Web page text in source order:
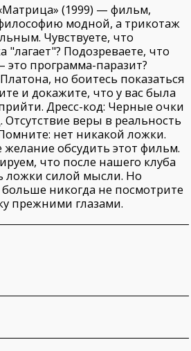
(1999) — фильм,
модной, а трикотаж
Чувствуете, что
"лагает"? Подозреваете, что
программа-паразит?
но боитесь показаться
и докажите, что у вас была
Дресс-код: Черные очки
веры в реальность
нет никакой ложки.
желание обсудить этот фильм.
что после нашего клуба
ложки силой мысли. Но
никогда не посмотрите
прежними глазами.